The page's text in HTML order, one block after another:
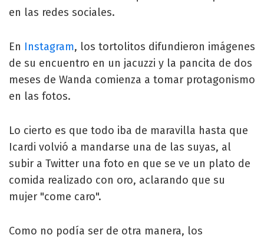
en las redes sociales.
En Instagram, los tortolitos difundieron imágenes
de su encuentro en un jacuzzi y la pancita de dos
meses de Wanda comienza a tomar protagonismo
en las fotos.
Lo cierto es que todo iba de maravilla hasta que
Icardi volvió a mandarse una de las suyas, al
subir a Twitter una foto en que se ve un plato de
comida realizado con oro, aclarando que su
mujer "come caro".
Como no podía ser de otra manera, los